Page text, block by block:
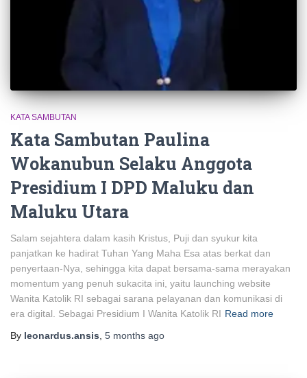
KATA SAMBUTAN
Kata Sambutan Paulina
Wokanubun Selaku Anggota
Presidium I DPD Maluku dan
Maluku Utara
Salam sejahtera dalam kasih Kristus, Puji dan syukur kita
panjatkan ke hadirat Tuhan Yang Maha Esa atas berkat dan
penyertaan-Nya, sehingga kita dapat bersama-sama merayakan
momentum yang penuh sukacita ini, yaitu launching website
Wanita Katolik RI sebagai sarana pelayanan dan komunikasi di
era digital. Sebagai Presidium I Wanita Katolik RI Read more
By leonardus.ansis, 5 months ago